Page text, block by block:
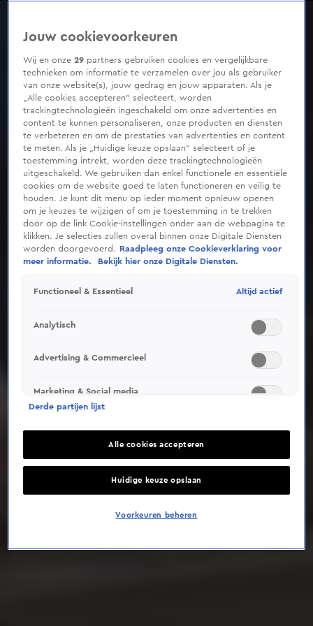
seconds
Deze video is niet beschikbaar op je huidige locatie
Jouw cookievoorkeuren
Wij en onze29 partners gebruiken cookies en vergelijkbare
technieken om informatie te verzamelen over jou als gebruiker
van onze website(s), jouw gedrag en jouw apparaten. Als je
„Alle cookies accepteren” selecteert, worden
trackingtechnologieën ingeschakeld om onze advertenties en
content te kunnen personaliseren, onze producten en diensten
te verbeteren en om de prestaties van advertenties en content
te meten. Als je „Huidige keuze opslaan” selecteert of je
toestemming intrekt, worden deze trackingtechnologieën
uitgeschakeld. We gebruiken dan enkel functionele en essentiële
cookies om de website goed te laten functioneren en veilig te
houden. Je kunt dit menu op ieder moment opnieuw openen
om je keuzes te wijzigen of om je toestemming in te trekken
door op de link Cookie-instellingen onder aan de webpagina te
klikken. Je selecties zullen overal binnen onze Digitale Diensten
worden doorgevoerd.
Raadpleeg onze Cookieverklaring voor
meer informatie.
Bekijk hier onze Digitale Diensten.
Functioneel & Essentieel Altijd actief
Analytisch
Advertising & Commercieel
Marketing & Social media
Derde partijen lijst
Alle cookies accepteren
Huidige keuze opslaan
Voorkeuren beheren